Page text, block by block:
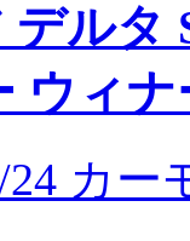
ルタ
ウィナ
24 カー